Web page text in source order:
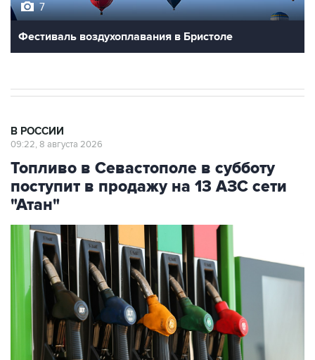
7
Фестиваль воздухоплавания в Бристоле
В РОССИИ
09:22, 8 августа 2026
Топливо в Севастополе в субботу
поступит в продажу на 13 АЗС сети
"Атан"